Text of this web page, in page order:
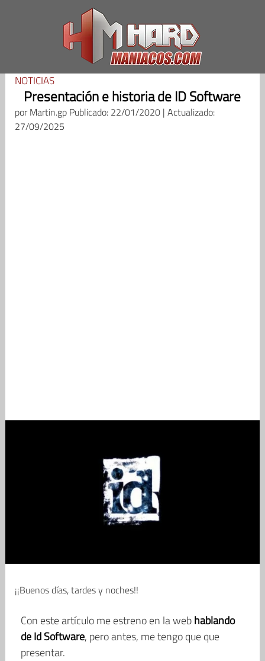
NOTICIAS
Presentación e historia de ID Software
porMartin.gp Publicado: 22/01/2020 | Actualizado:
27/09/2025
¡¡Buenos días, tardes y noches!!
Con este artículo me estreno en la webhablando
de Id Software, pero antes, me tengo que que
presentar.